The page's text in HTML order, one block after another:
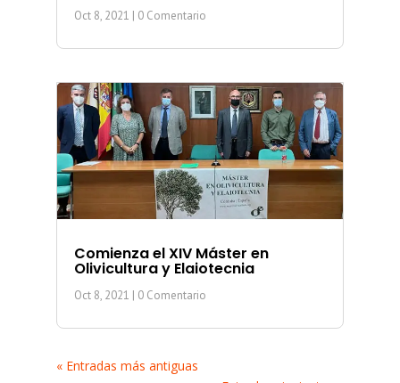
Oct 8, 2021 | 0 Comentario
Comienza el XIV Máster en
Olivicultura y Elaiotecnia
Oct 8, 2021 | 0 Comentario
« Entradas más antiguas